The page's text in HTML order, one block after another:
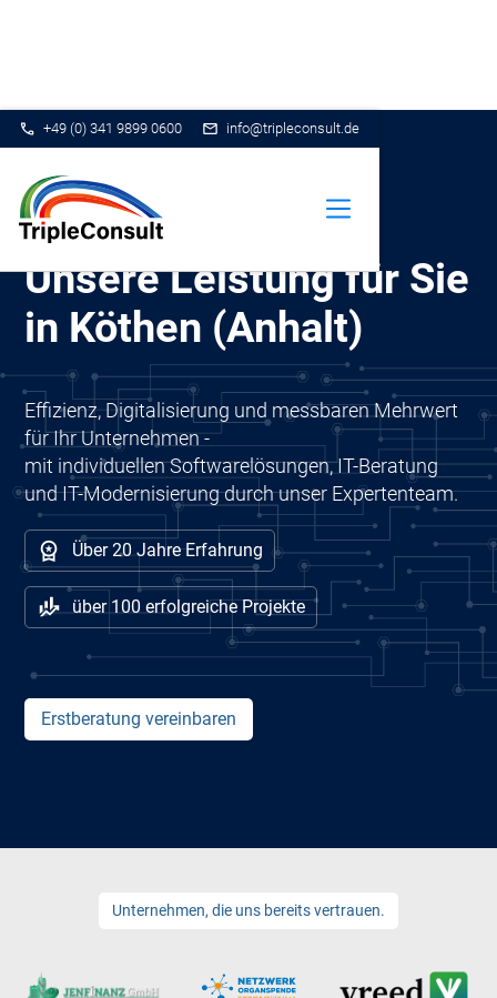
+49 (0) 341 9899 0600 info@tripleconsult.de
Unsere Leistung für Sie
in Köthen (Anhalt)
Effizienz, Digitalisierung und messbaren Mehrwert
für Ihr Unternehmen -
mit individuellen Softwarelösungen, IT-Beratung
und IT-Modernisierung durch unser Expertenteam.
Über 20 Jahre Erfahrung
über 100 erfolgreiche Projekte
Erstberatung vereinbaren
Unternehmen, die uns bereits vertrauen.